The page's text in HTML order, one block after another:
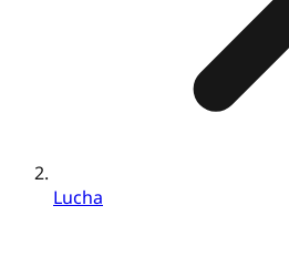
Lucha